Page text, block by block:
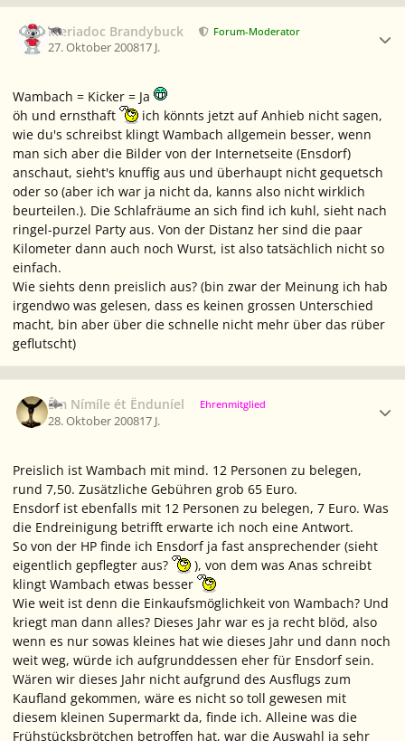
Meriadoc Brandybuck Forum-Moderator
27. Oktober 200817 J.
Wambach = Kicker = Ja
öh und ernsthaft
ich könnts jetzt auf Anhieb nicht sagen,
wie du's schreibst klingt Wambach allgemein besser, wenn
man sich aber die Bilder von der Internetseite (Ensdorf)
anschaut, sieht's knuffig aus und überhaupt nicht gequetsch
oder so (aber ich war ja nicht da, kanns also nicht wirklich
beurteilen.). Die Schlafräume an sich find ich kuhl, sieht nach
ringel-purzel Party aus. Von der Distanz her sind die paar
Kilometer dann auch noch Wurst, ist also tatsächlich nicht so
einfach.
Wie siehts denn preislich aus? (bin zwar der Meinung ich hab
irgendwo was gelesen, dass es keinen grossen Unterschied
macht, bin aber über die schnelle nicht mehr über das rüber
geflutscht)
Êm Nímíle ét Ënduníel Ehrenmitglied
28. Oktober 200817 J.
Preislich ist Wambach mit mind. 12 Personen zu belegen,
rund 7,50. Zusätzliche Gebühren grob 65 Euro.
Ensdorf ist ebenfalls mit 12 Personen zu belegen, 7 Euro. Was
die Endreinigung betrifft erwarte ich noch eine Antwort.
So von der HP finde ich Ensdorf ja fast ansprechender (sieht
eigentlich gepflegter aus?
), von dem was Anas schreibt
klingt Wambach etwas besser
Wie weit ist denn die Einkaufsmöglichkeit von Wambach? Und
kriegt man dann alles? Dieses Jahr war es ja recht blöd, also
wenn es nur sowas kleines hat wie dieses Jahr und dann noch
weit weg, würde ich aufgrunddessen eher für Ensdorf sein.
Wären wir dieses Jahr nicht aufgrund des Ausflugs zum
Kaufland gekommen, wäre es nicht so toll gewesen mit
diesem kleinen Supermarkt da, finde ich. Alleine was die
Frühstücksbrötchen betroffen hat, war die Auswahl ja sehr